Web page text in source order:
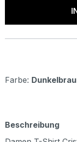
Farbe:
Beschreibung